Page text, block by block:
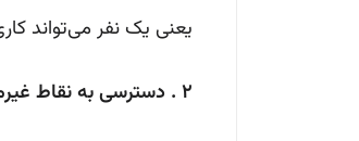
یعنی یک نفر می‌تواند
2 . دسترسی به نقاط غیرممکن :